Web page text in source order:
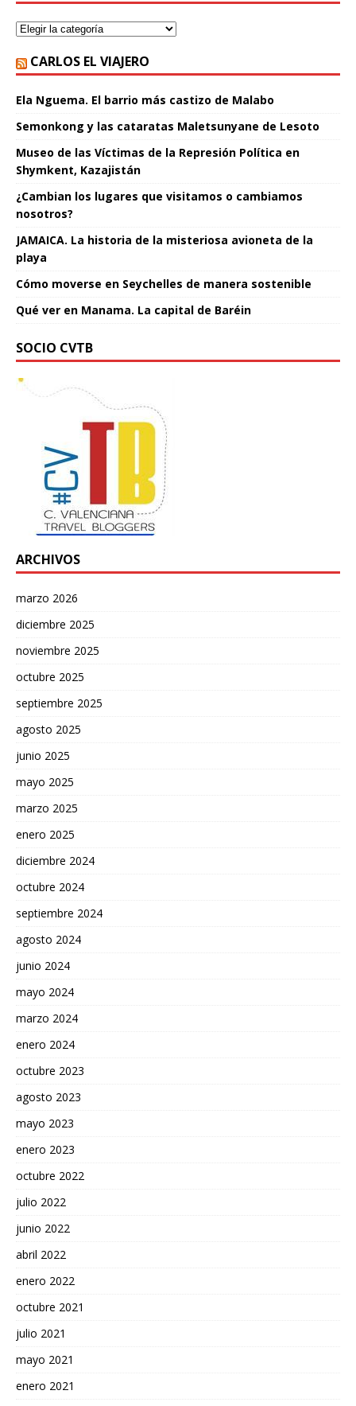
CARLOS EL VIAJERO
Ela Nguema. El barrio más castizo de Malabo
Semonkong y las cataratas Maletsunyane de Lesoto
Museo de las Víctimas de la Represión Política en
Shymkent, Kazajistán
¿Cambian los lugares que visitamos o cambiamos
nosotros?
JAMAICA. La historia de la misteriosa avioneta de la
playa
Cómo moverse en Seychelles de manera sostenible
Qué ver en Manama. La capital de Baréin
SOCIO CVTB
ARCHIVOS
marzo 2026
diciembre 2025
noviembre 2025
octubre 2025
septiembre 2025
agosto 2025
junio 2025
mayo 2025
marzo 2025
enero 2025
diciembre 2024
octubre 2024
septiembre 2024
agosto 2024
junio 2024
mayo 2024
marzo 2024
enero 2024
octubre 2023
agosto 2023
mayo 2023
enero 2023
octubre 2022
julio 2022
junio 2022
abril 2022
enero 2022
octubre 2021
julio 2021
mayo 2021
enero 2021